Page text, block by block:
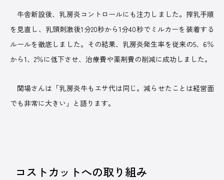
牛舎新設後、乳房炎コントロールにも注力しました。搾乳手順
を見直し、乳頭刺激後1分20秒から1分40秒でミルカーを装着する
ルールを徹底しました。その結果、乳房炎発生率を従来の5、6％
から1、2％に低下させ、治療費や薬剤費の削減に成功しました。
関場さんは「乳房炎牛もエサ代は同じ。減らせたことは経営面
でも非常に大きい」と語ります。
コストカットへの取り組み